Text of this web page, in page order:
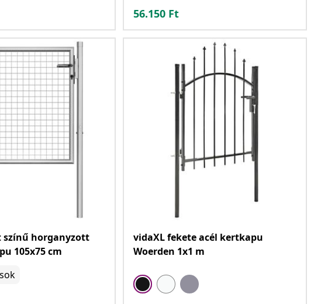
56.150 Ft
színű horganyzott
105x75 cm
vidaXL fekete acél kertkapu
Woerden 1x1 m